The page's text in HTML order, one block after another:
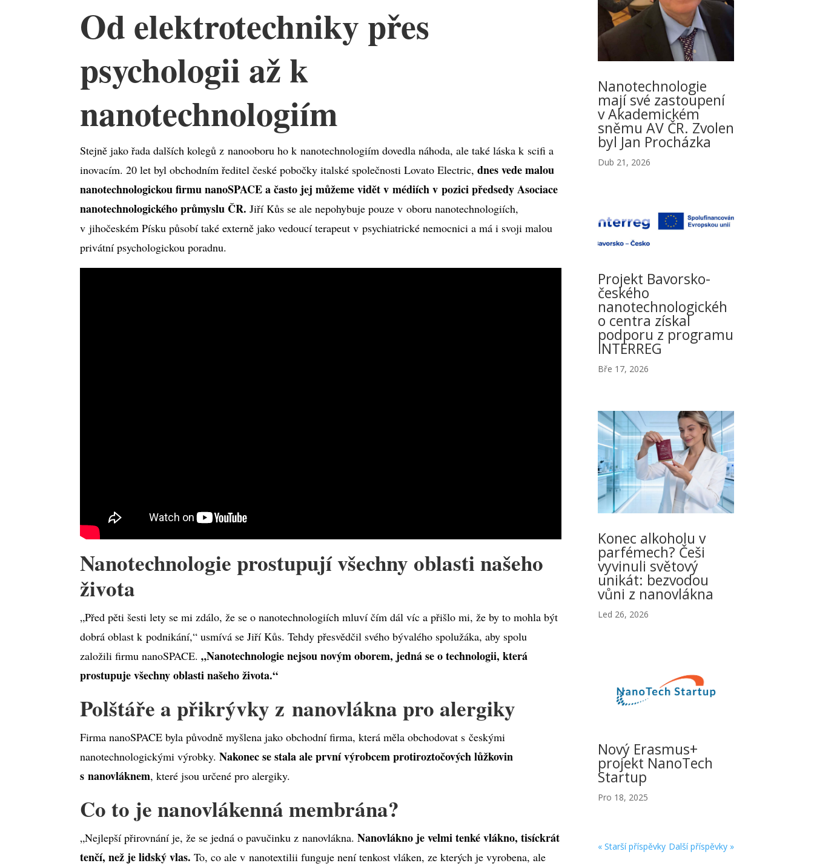
Od elektrotechniky přes
psychologii až k
nanotechnologiím
Stejně jako řada dalších kolegů z nanooboru ho k nanotechnologiím dovedla náhoda, ale také láska k scifi a
inovacím. 20 let byl obchodním ředitel české pobočky italské společnosti Lovato Electric, dnes vede malou
nanotechnologickou firmu nanoSPACE a často jej můžeme vidět v médiích v pozici předsedy Asociace
nanotechnologického průmyslu ČR. Jiří Kůs se ale nepohybuje pouze v oboru nanotechnologiích,
v jihočeském Písku působí také externě jako vedoucí terapeut v psychiatrické nemocnici a má i svoji malou
privátní psychologickou poradnu.
Nanotechnologie prostupují všechny oblasti našeho
života
„Před pěti šesti lety se mi zdálo, že se o nanotechnologiích mluví čím dál víc a přišlo mi, že by to mohla být
dobrá oblast k podnikání,“ usmívá se Jiří Kůs. Tehdy přesvědčil svého bývalého spolužáka, aby spolu
založili firmu nanoSPACE. „Nanotechnologie nejsou novým oborem, jedná se o technologii, která
prostupuje všechny oblasti našeho života.“
Polštáře a přikrývky z nanovlákna pro alergiky
Firma nanoSPACE byla původně myšlena jako obchodní firma, která měla obchodovat s českými
nanotechnologickými výrobky. Nakonec se stala ale první výrobcem protiroztočových lůžkovin
s nanovláknem, které jsou určené pro alergiky.
Co to je nanovlákenná membrána?
„Nejlepší přirovnání je, že se jedná o pavučinku z nanovlákna. Nanovlákno je velmi tenké vlákno, tisíckrát
tenčí, než je lidský vlas. To, co ale v nanotextilii funguje není tenkost vláken, ze kterých je vyrobena, ale
Nanotechnologie
mají své zastoupení
v Akademickém
sněmu AV ČR. Zvolen
byl Jan Procházka
Dub 21, 2026
Projekt Bavorsko-
českého
nanotechnologickéh
o centra získal
podporu z programu
INTERREG
Bře 17, 2026
Konec alkoholu v
parfémech? Češi
vyvinuli světový
unikát: bezvodou
vůni z nanovlákna
Led 26, 2026
Nový Erasmus+
projekt NanoTech
Startup
Pro 18, 2025
« Starší příspěvky Další příspěvky »